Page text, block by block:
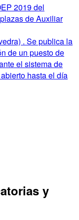
2019 del
de Auxiliar
. Se publica la
de un puesto de
el sistema de
hasta el día
y